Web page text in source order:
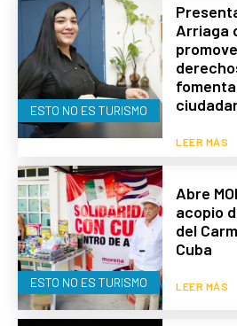
ESTO NO ES TURISMO
Arriaga
LEER MÁS
ESTO NO ES TURISMO
Abre
acopio
del
Cuba
LEER MÁS